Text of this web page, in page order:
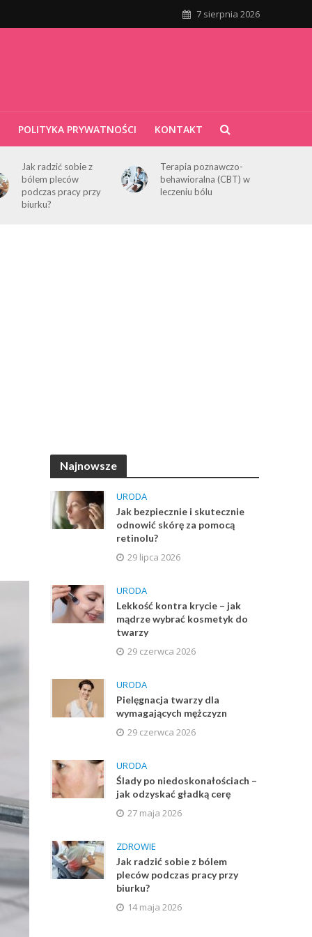
7 sierpnia 2026
POLITYKA PRYWATNOŚCI KONTAKT
Jak radzić sobie z
bólem pleców
podczas pracy przy
biurku?
Terapia poznawczo-
behawioralna (CBT) w
leczeniu bólu
Najnowsze
URODA
Jak bezpiecznie i skutecznie
odnowić skórę za pomocą
retinolu?
29 lipca 2026
URODA
Lekkość kontra krycie – jak
mądrze wybrać kosmetyk do
twarzy
29 czerwca 2026
URODA
Pielęgnacja twarzy dla
wymagających mężczyzn
29 czerwca 2026
URODA
Ślady po niedoskonałościach –
jak odzyskać gładką cerę
27 maja 2026
ZDROWIE
Jak radzić sobie z bólem
pleców podczas pracy przy
biurku?
14 maja 2026